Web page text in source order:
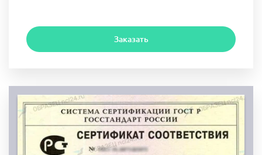
Заказать